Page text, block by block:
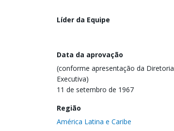
Líder da Equipe
Data da aprovação
(conforme apresentação da Diretoria
Executiva)
11 de setembro de 1967
Região
América Latina e Caribe